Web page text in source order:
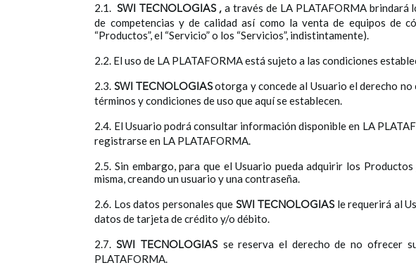
2.1.SWI TECNOLOGIAS , a través de LA PLATAFORMA
de competencias y de calidad así como la venta de equipos de
“Productos”, el “Servicio” o los “Servicios”, indistintamente).
2.2. El uso de LA PLATAFORMA está sujeto a las condiciones
2.3. SWI TECNOLOGIASotorga y concede al Usuario el derecho
términos y condiciones de uso que aquí se establecen.
2.4. El Usuario podrá consultar información disponible en LA
registrarse en LA PLATAFORMA.
2.5. Sin embargo, para que el Usuario pueda adquirir los
misma, creando un usuario y una contraseña.
2.6. Los datos personales que SWI TECNOLOGIASle requerirá al
datos de tarjeta de crédito y/o débito.
2.7.SWI TECNOLOGIAS se reserva el derecho de no ofrecer
PLATAFORMA.